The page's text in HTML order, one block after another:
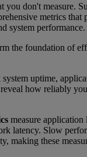
you don't measure.
metrics that
system performance.
the foundation of
system uptime,
how reliably
measure application
latency. Slow
making these